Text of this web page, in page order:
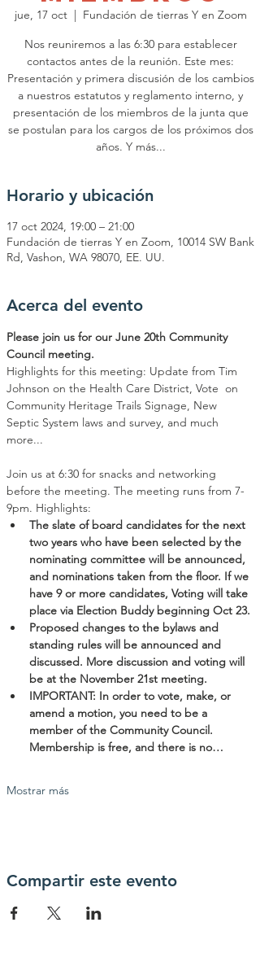
jue, 17 oct
  |
Fundación de tierras Y en Zoom
Nos reuniremos a las 6:30 para establecer
contactos antes de la reunión. Este mes:
Presentación y primera discusión de los cambios
a nuestros estatutos y reglamento interno, y
presentación de los miembros de la junta que
se postulan para los cargos de los próximos dos
años. Y más...
Horario y ubicación
17 oct 2024, 19:00 – 21:00
Fundación de tierras Y en Zoom, 10014 SW Bank
Rd, Vashon, WA 98070, EE. UU.
Acerca del evento
Please join us for our June 20th Community
Council meeting.
Highlights for this meeting: Update from Tim
Johnson on the Health Care District, Vote  on
Community Heritage Trails Signage, New
Septic System laws and survey, and much
more...
Join us at 6:30 for snacks and networking
before the meeting. The meeting runs from 7-
9pm. Highlights:
The slate of board candidates for the next
two years who have been selected by the
nominating committee will be announced,
and nominations taken from the floor. If we
have 9 or more candidates, Voting will take
place via Election Buddy beginning Oct 23.
Proposed changes to the bylaws and
standing rules will be announced and
discussed. More discussion and voting will
be at the November 21st meeting.
IMPORTANT: In order to vote, make, or
amend a motion, you need to be a
member of the Community Council.
Membership is free, and there is no…
Mostrar más
Compartir este evento